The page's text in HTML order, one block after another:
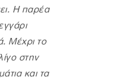
Η παρέα
Μέχρι το
στην
και τα